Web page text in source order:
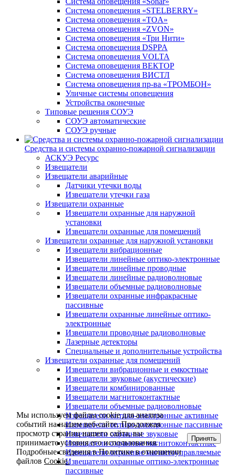
Система оповещения «STELBERRY»
Система оповещения «TOA»
Система оповещения «ZVON»
Система оповещения «Три Нити»
Система оповещения DSPPA
Система оповещения VOLTA
Система оповещения ВЕКТОР
Система оповещения ВИСТЛ
Система оповещения пр-ва «ТРОМБОН»
Уличные системы оповещения
Устройства оконечные
Типовые решения СОУЭ
СОУЭ автоматические
СОУЭ ручные
Средства и системы охранно-пожарной сигнализации
АСКУЭ Ресурс
Извещатели
Извещатели аварийные
Датчики утечки воды
Извещатели утечки газа
Извещатели охранные
Извещатели охранные для наружной
установки
Извещатели охранные для помещений
Извещатели охранные для наружной установки
Извещатели вибрационные
Извещатели линейные оптико-электронные
Извещатели линейные проводные
Извещатели линейные радиоволновые
Извещатели объемные радиоволновые
Извещатели охранные инфракрасные
пассивные
Извещатели охранные линейные оптико-
электронные
Извещатели проводные радиоволновые
Лазерные детекторы
Специальные и дополнительные устройства
Извещатели охранные для помещений
Извещатели вибрационные и емкостные
Извещатели звуковые (акустические)
Извещатели комбинированные
Извещатели магнитоконтактные
Извещатели объемные радиоволновые
Извещатели оптико-электронные активные
Извещатели оптико-электронные пассивные
Извещатели охранные звуковые
Извещатели охранные магнитоконтактные
Извещатели охранные магнитоуправляемые
Извещатели охранные оптико-электронные
пассивные
Мы используем файлы cookie для анализа
событий на нашем веб-сайте. Продолжая
просмотр страниц нашего сайта, вы
принимаете условия его использования.
Подробные сведения в Политике в отношении
файловCookie.
Принять